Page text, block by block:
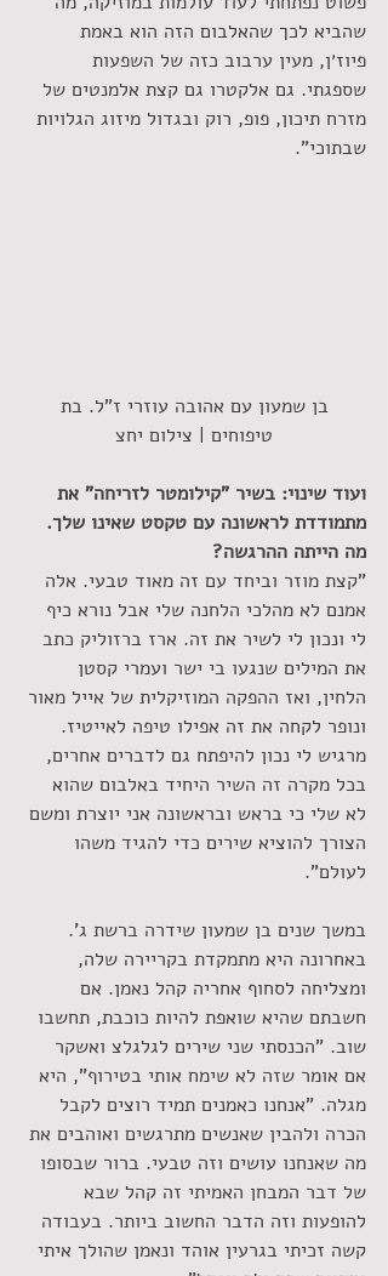
שהביא לכך שהאלבום הזה הוא באמת
פיוז׳ן, מעין ערבוב כזה של השפעות
שספגתי. גם אלקטרו גם קצת אלמנטים של
מזרח תיכון, פופ, רוק ובגדול מיזוג הגלויות
שבתוכי".
בן שמעון עם אהובה עוזרי ז"ל. בת
טיפוחים | צילום יחצ
ועוד שינוי: בשיר "קילומטר לזריחה" את
מתמודדת לראשונה עם טקסט שאינו שלך.
מה הייתה ההרגשה?
"קצת מוזר וביחד עם זה מאוד טבעי. אלה
אמנם לא מהלכי הלחנה שלי אבל נורא כיף
לי ונכון לי לשיר את זה. ארז ברזוליק כתב
את המילים שנגעו בי ישר ועמרי קסטן
הלחין, ואז ההפקה המוזיקלית של אייל מאור
ונופר לקחה את זה אפילו טיפה לאייטיז.
מרגיש לי נכון להיפתח גם לדברים אחרים,
בכל מקרה זה השיר היחיד באלבום שהוא
לא שלי כי בראש ובראשונה אני יוצרת ומשם
הצורך להוציא שירים כדי להגיד משהו
לעולם".
במשך שנים בן שמעון שידרה ברשת ג'.
באחרונה היא מתמקדת בקריירה שלה,
ומצליחה לסחוף אחריה קהל נאמן. אם
חשבתם שהיא שואפת להיות כוכבת, תחשבו
שוב. "הכנסתי שני שירים לגלגלצ ואשקר
אם אומר שזה לא שימח אותי בטירוף", היא
מגלה. "אנחנו כאמנים תמיד רוצים לקבל
הכרה ולהבין שאנשים מתרגשים ואוהבים את
מה שאנחנו עושים וזה טבעי. ברור שבסופו
של דבר המבחן האמיתי זה קהל שבא
להופעות וזה הדבר החשוב ביותר. בעבודה
קשה זכיתי בגרעין אוהד ונאמן שהולך איתי